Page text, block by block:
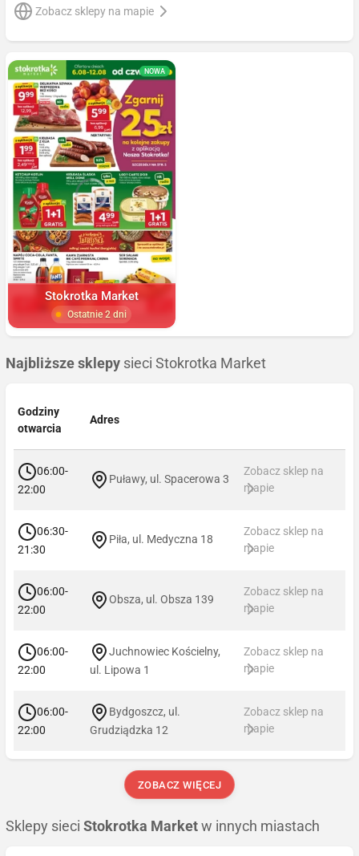
Zobacz sklepy na mapie
NOWA
Stokrotka Market
Ostatnie 2 dni
Najbliższe sklepy sieci Stokrotka Market
Godziny
otwarcia
Adres
06:00-
22:00
Puławy, ul. Spacerowa 3
Zobacz sklep na
mapie
06:30-
21:30
Piła, ul. Medyczna 18
Zobacz sklep na
mapie
06:00-
22:00
Obsza, ul. Obsza 139
Zobacz sklep na
mapie
06:00-
22:00
Juchnowiec Kościelny,
ul. Lipowa 1
Zobacz sklep na
mapie
06:00-
22:00
Bydgoszcz, ul.
Grudziądzka 12
Zobacz sklep na
mapie
ZOBACZ WIĘCEJ
Sklepy sieci Stokrotka Market w innych miastach